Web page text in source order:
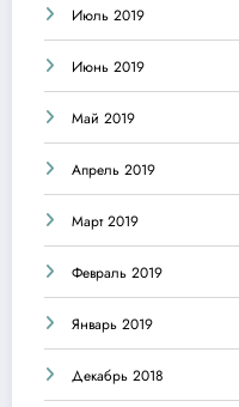
Июль 2019
Июнь 2019
Май 2019
Апрель 2019
Март 2019
Февраль 2019
Январь 2019
Декабрь 2018